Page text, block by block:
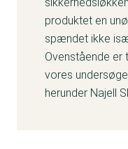
produktet en
spændet ikke
Ovenstående er
vores
herunder Najell